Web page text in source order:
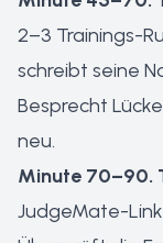
2–3 Trainings-
schreibt seine
Besprecht
neu.
Minute 70–90.
JudgeMate-